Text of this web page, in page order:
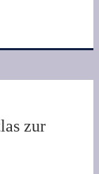
zur